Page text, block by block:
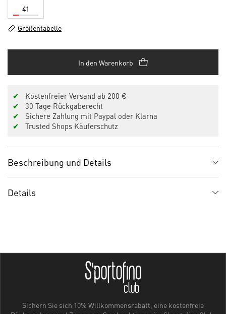
41
Größentabelle
In den Warenkorb
✔
Kostenfreier Versand ab 200 €
✔
30 Tage Rückgaberecht
✔
Sichere Zahlung mit Paypal oder Klarna
✔
Trusted Shops Käuferschutz
Beschreibung und Details
Details
Sichern Sie sich 10% Willkommensrabatt, eine kostenfreie